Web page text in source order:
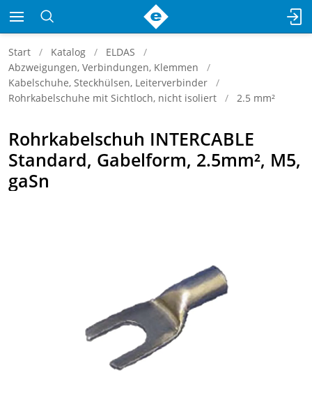
Start Katalog
ELDAS
Abzweigungen, Verbindungen, Klemmen
Kabelschuhe, Steckhülsen, Leiterverbinder
Rohrkabelschuhe mit Sichtloch, nicht isoliert
2.5 mm²
Rohrkabelschuh INTERCABLE
Standard, Gabelform, 2.5mm², M5,
gaSn